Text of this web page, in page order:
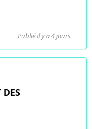
Publié il y a 4 jours
DES